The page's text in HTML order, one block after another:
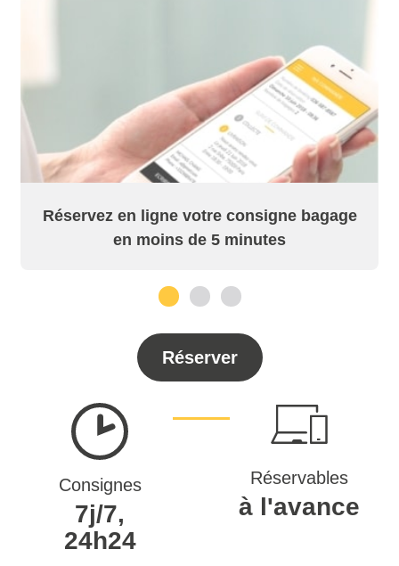
Réservez en ligne votre consigne bagage
en moins de 5 minutes
Réserver
Consignes
7j/7,
24h24
Réservables
à l'avance